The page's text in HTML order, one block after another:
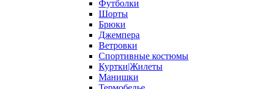
Футболки
Шорты
Брюки
Джемпера
Ветровки
Спортивные костюмы
Куртки|Жилеты
Манишки